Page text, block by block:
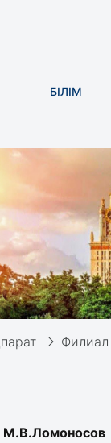
БІЛІМ
Филиал
М.В.Ломоносов